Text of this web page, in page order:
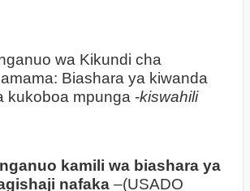
wa Kikundi cha
Biashara ya kiwanda
kukoboa mpunga -kiswahili
kamili wa biashara ya
nafaka –(USADO